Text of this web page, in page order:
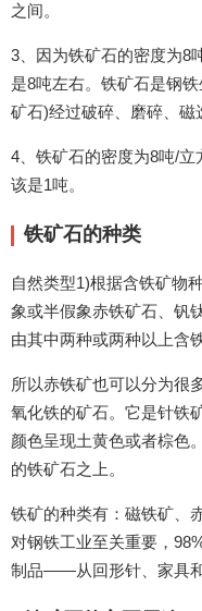
之间。
3、因为铁矿石的密度为8
是8吨左右。铁矿石是钢
矿石)经过破碎、磨碎、磁
4、铁矿石的密度为8吨/
该是1吨。
铁矿石的种类
自然类型1)根据含铁矿物
象或半假象赤铁矿石、钒
由其中两种或两种以上含
所以赤铁矿也可以分为很
氧化铁的矿石。它是针铁
颜色呈现土黄色或者棕色
的铁矿石之上。
铁矿的种类有：磁铁矿、
对钢铁工业至关重要，
制品——从回形针、家具和